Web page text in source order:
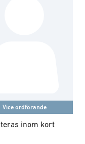
för farliga
och god
miljö- och
försvars- och
både fysiskt och
och andra
utifrån
Vice ordförande
inom kort